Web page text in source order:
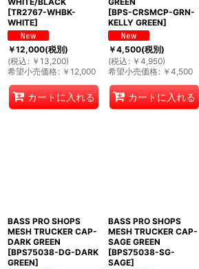
[TR2767-WHBK-
WHITE]
￥12,000(税別)
(税込 : ￥ 13,200)
希望小売価格: ￥ 12,000
カートに入れる
[BPS-CRSMCP-GRN-
KELLY GREEN]
￥4,500(税別)
(税込 : ￥ 4,950)
希望小売価格: ￥ 4,500
カートに入れる
BASS PRO SHOPS
MESH TRUCKER CAP-
DARK GREEN
[BPS75038-DG-DARK
GREEN]
BASS PRO SHOPS
MESH TRUCKER CAP-
SAGE GREEN
[BPS75038-SG-
SAGE]